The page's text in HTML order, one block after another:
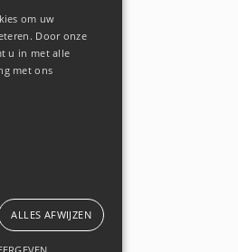
Cookiebeleid
om uw
Door onze
u in met alle
met ons
ALLES AFWIJZEN